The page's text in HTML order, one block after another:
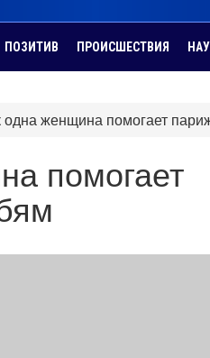
ПОЗИТИВ ПРОИСШЕСТВИЯ
одна женщина помогает
помогает